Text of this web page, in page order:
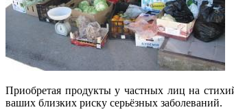
Приобретая продукты у частных лиц на
ваших близких риску серьёзных заболеваний.